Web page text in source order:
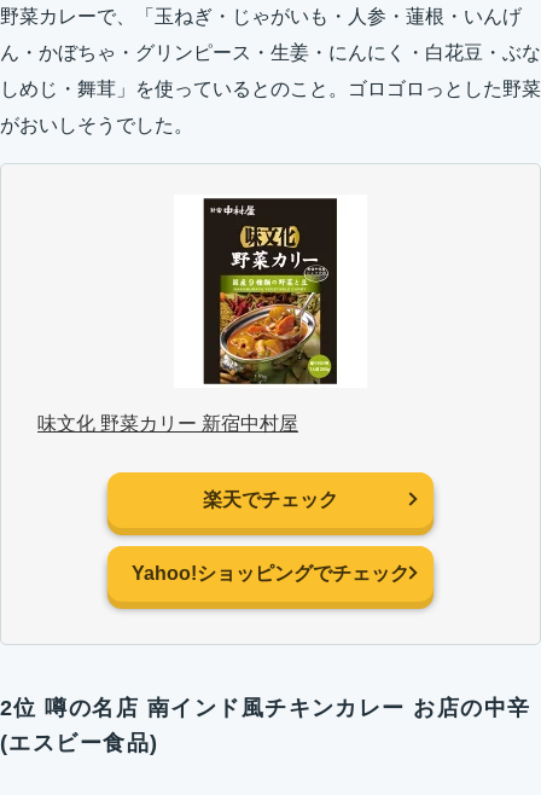
野菜カレーで、「玉ねぎ・じゃがいも・人参・蓮根・いんげ
ん・かぼちゃ・グリンピース・生姜・にんにく・白花豆・ぶな
しめじ・舞茸」を使っているとのこと。ゴロゴロっとした野菜
がおいしそうでした。
味文化 野菜カリー 新宿中村屋
楽天でチェック
Yahoo!ショッピングでチェック
2位 噂の名店 南インド風チキンカレー お店の中辛
(エスビー食品)